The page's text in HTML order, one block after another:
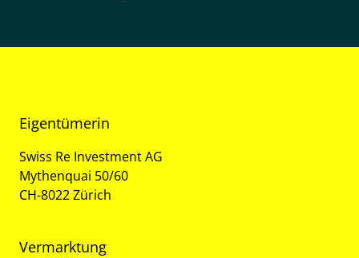
Eigentümerin
Swiss Re Investment AG
Mythenquai 50/60
CH-8022 Zürich
Vermarktung